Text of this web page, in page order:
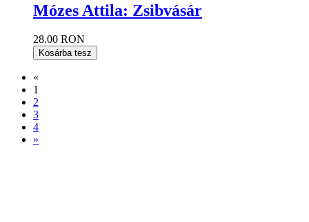
Mózes Attila: Zsibvásár
28.00 RON
Kosárba tesz
«
1
2
3
4
»